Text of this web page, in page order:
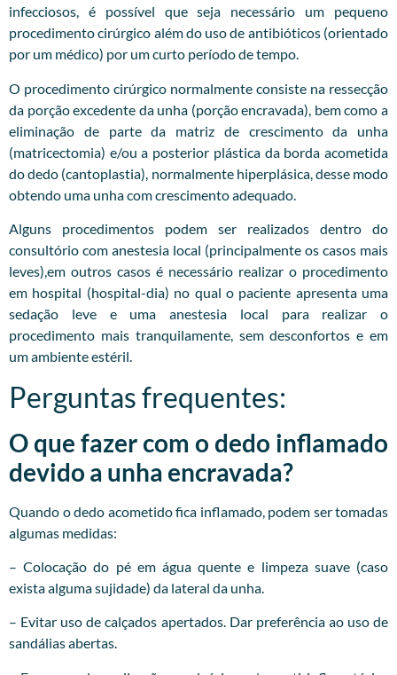
infecciosos, é possível que seja necessário um pequeno
procedimento cirúrgico além do uso de antibióticos (orientado
por um médico) por um curto período de tempo.
O procedimento cirúrgico normalmente consiste na ressecção
da porção excedente da unha (porção encravada), bem como a
eliminação de parte da matriz de crescimento da unha
(matricectomia) e/ou a posterior plástica da borda acometida
do dedo (cantoplastia), normalmente hiperplásica, desse modo
obtendo uma unha com crescimento adequado.
Alguns procedimentos podem ser realizados dentro do
consultório com anestesia local (principalmente os casos mais
leves),em outros casos é necessário realizar o procedimento
em hospital (hospital-dia) no qual o paciente apresenta uma
sedação leve e uma anestesia local para realizar o
procedimento mais tranquilamente, sem desconfortos e em
um ambiente estéril.
Perguntas frequentes:
O que fazer com o dedo inflamado
devido a unha encravada?
Quando o dedo acometido fica inflamado, podem ser tomadas
algumas medidas:
– Colocação do pé em água quente e limpeza suave (caso
exista alguma sujidade) da lateral da unha.
– Evitar uso de calçados apertados. Dar preferência ao uso de
sandálias abertas.